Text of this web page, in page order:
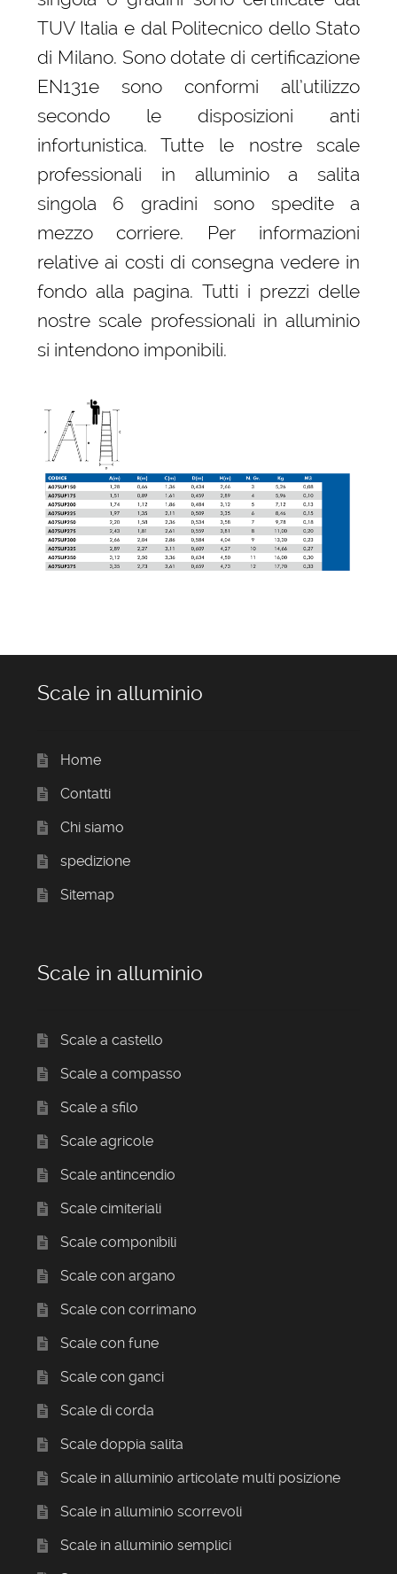
TUV Italia e dal Politecnico dello Stato
di Milano. Sono dotate di certificazione
EN131e sono conformi all’utilizzo
secondo le disposizioni anti
infortunistica. Tutte le nostre scale
professionali in alluminio a salita
singola 6 gradini sono spedite a
mezzo corriere. Per informazioni
relative ai costi di consegna vedere in
fondo alla pagina. Tutti i prezzi delle
nostre scale professionali in alluminio
si intendono imponibili.
Scale in alluminio
Home
Contatti
Chi siamo
spedizione
Sitemap
Scale in alluminio
Scale a castello
Scale a compasso
Scale a sfilo
Scale agricole
Scale antincendio
Scale cimiteriali
Scale componibili
Scale con argano
Scale con corrimano
Scale con fune
Scale con ganci
Scale di corda
Scale doppia salita
Scale in alluminio articolate multi posizione
Scale in alluminio scorrevoli
Scale in alluminio semplici